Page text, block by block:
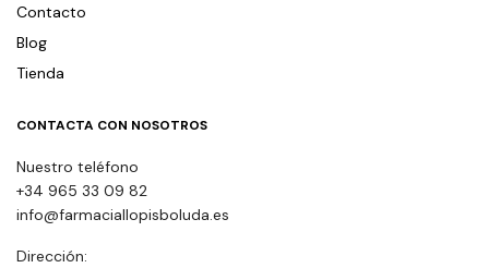
Contacto
Blog
Tienda
CONTACTA CON NOSOTROS
Nuestro teléfono
+34 965 33 09 82
info@farmaciallopisboluda.es
Dirección: